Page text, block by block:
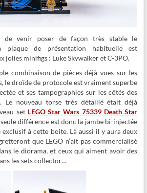
de venir poser de façon très stable le
plaque de présentation habituelle est
jolies minifigs : Luke Skywalker et C-3PO.
combinaison de pièces déjà vues sur les
le droïde de protocole est vraiment superbe
et ses tampographies sur les côtés des
Le nouveau torse très détaillé était déjà
set LEGO Star Wars 75339 Death Star
différence est donc la jambe bi-injectée
à cette boite. Là aussi il y aura deux
que LEGO n’ait pas commercialisé
le diorama, et ceux qui aiment avoir des
les sets collector…